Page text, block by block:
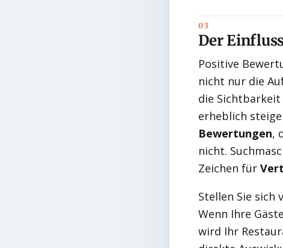
Der
Positive
nicht nur die
die Sichtbarkeit
erheblich
Bewertungen,
nicht.
Zeichen für
Stellen Sie sich
Wenn Ihre
wird Ihr